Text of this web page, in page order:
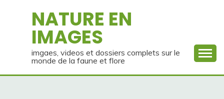
NATURE EN
IMAGES
imgaes, videos et dossiers complets sur le
monde de la faune et flore